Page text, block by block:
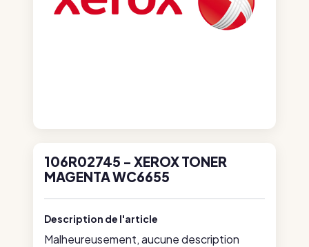
106R02745 - XEROX TONER
MAGENTA WC6655
Description de l'article
Malheureusement, aucune description